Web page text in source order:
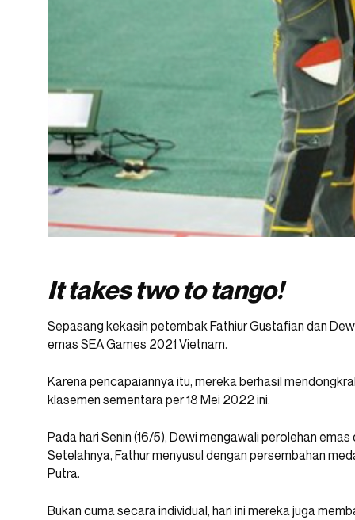
It takes two to tango!
Sepasang kekasih petembak Fathiur Gustafian dan
emas SEA Games 2021 Vietnam.
Karena pencapaiannya itu, mereka berhasil
klasemen sementara per 18 Mei 2022 ini.
Pada hari Senin (16/5), Dewi mengawali perolehan emas
Setelahnya, Fathur menyusul dengan persembahan
Putra.
Bukan cuma secara individual, hari ini mereka juga